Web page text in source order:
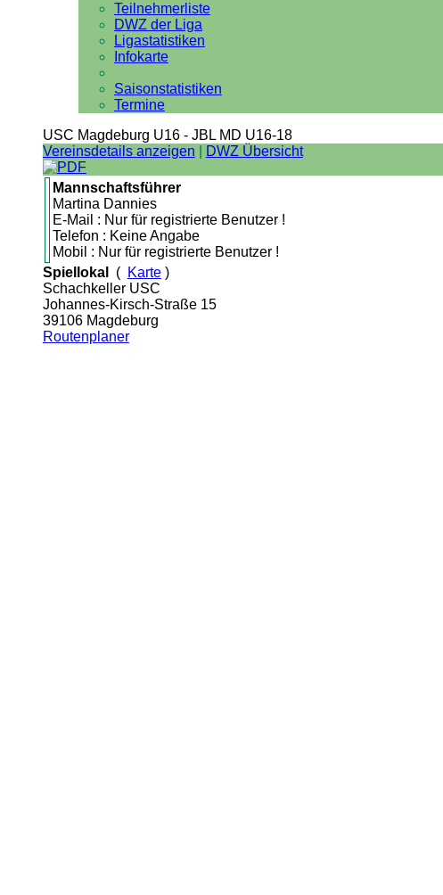
Teilnehmerliste
DWZ der Liga
Ligastatistiken
Infokarte
Saisonstatistiken
Termine
USC Magdeburg U16 - JBL MD U16-18
Vereinsdetails anzeigen
DWZ Übersicht
Mannschaftsführer
Martina Dannies
E-Mail : Nur für registrierte Benutzer !
Telefon : Keine Angabe
Mobil : Nur für registrierte Benutzer !
Spiellokal
( Karte)
Schachkeller USC
Johannes-Kirsch-Straße 15
39106 Magdeburg
Routenplaner